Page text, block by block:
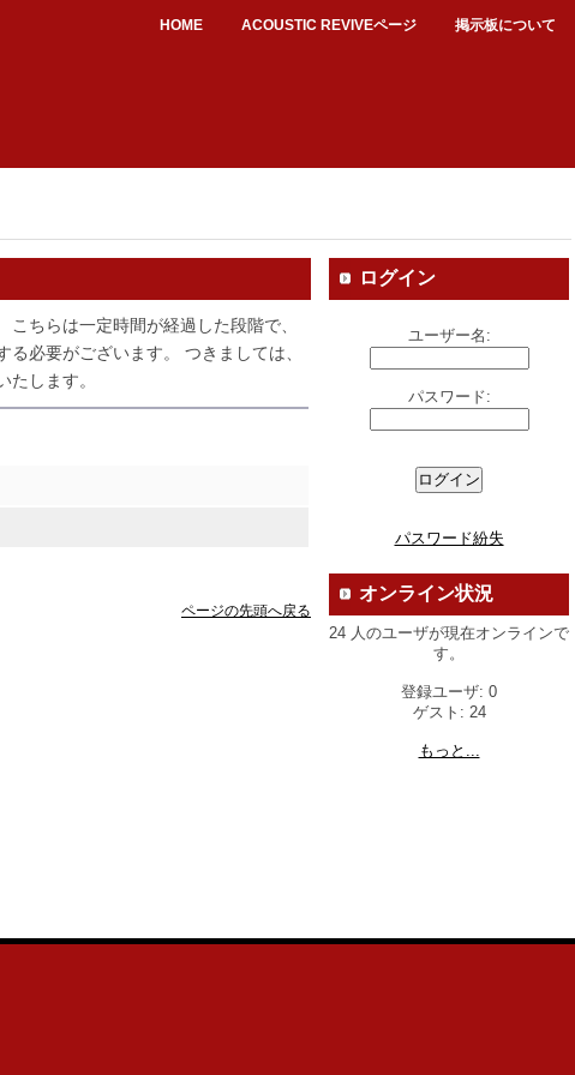
HOME ACOUSTIC REVIVEページ 掲示板について
ちらは一定時間が経過した段階で、
必要がございます。 つきましては、
します。
ページの先頭へ戻る
ログイン
ユーザー名:
パスワード:
パスワード紛失
オンライン状況
24 人のユーザが現在オンラインで
す。
登録ユーザ: 0
ゲスト: 24
もっと...